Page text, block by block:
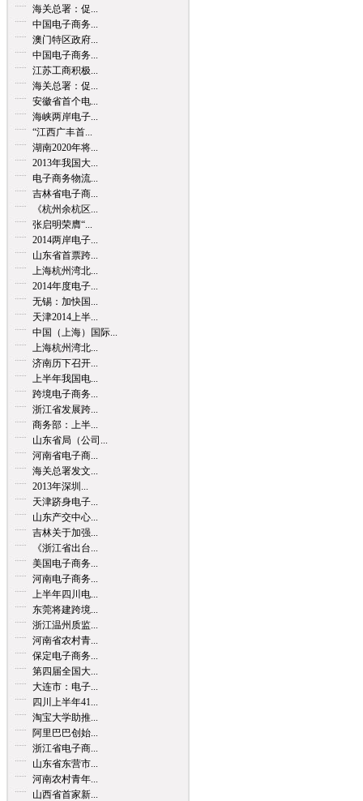
海关总署：促...
中国电子商务...
澳门特区政府...
中国电子商务...
江苏工商积极...
海关总署：促...
安徽省首个电...
海峡两岸电子...
“江西广丰首...
湖南2020年将...
2013年我国大...
电子商务物流...
吉林省电子商...
《杭州余杭区...
张启明荣膺“...
2014两岸电子...
山东省首票跨...
上海杭州湾北...
2014年度电子...
无锡：加快国...
天津2014上半...
中国（上海）国际...
上海杭州湾北...
济南历下召开...
上半年我国电...
跨境电子商务...
浙江省发展跨...
商务部：上半...
山东省局（公司...
河南省电子商...
海关总署发文...
2013年深圳...
天津跻身电子...
山东产交中心...
吉林关于加强...
《浙江省出台...
美国电子商务...
河南电子商务...
上半年四川电...
东莞将建跨境...
浙江温州质监...
河南省农村青...
保定电子商务...
第四届全国大...
大连市：电子...
四川上半年41...
淘宝大学助推...
阿里巴巴创始...
浙江省电子商...
山东省东营市...
河南农村青年...
山西省首家新...